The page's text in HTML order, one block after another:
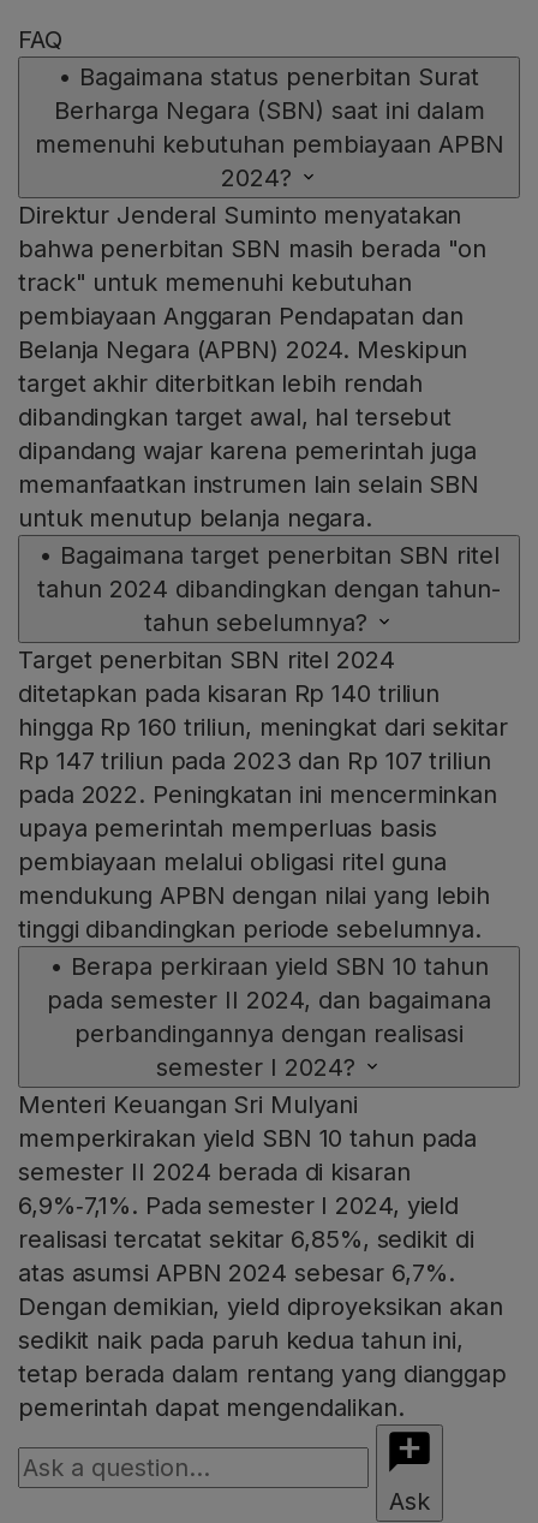
FAQ
• Bagaimana status penerbitan Surat
Berharga Negara (SBN) saat ini dalam
memenuhi kebutuhan pembiayaan APBN
2024?
Direktur Jenderal Suminto menyatakan
bahwa penerbitan SBN masih berada "on
track" untuk memenuhi kebutuhan
pembiayaan Anggaran Pendapatan dan
Belanja Negara (APBN) 2024. Meskipun
target akhir diterbitkan lebih rendah
dibandingkan target awal, hal tersebut
dipandang wajar karena pemerintah juga
memanfaatkan instrumen lain selain SBN
untuk menutup belanja negara.
• Bagaimana target penerbitan SBN ritel
tahun 2024 dibandingkan dengan tahun-
tahun sebelumnya?
Target penerbitan SBN ritel 2024
ditetapkan pada kisaran Rp 140 triliun
hingga Rp 160 triliun, meningkat dari sekitar
Rp 147 triliun pada 2023 dan Rp 107 triliun
pada 2022. Peningkatan ini mencerminkan
upaya pemerintah memperluas basis
pembiayaan melalui obligasi ritel guna
mendukung APBN dengan nilai yang lebih
tinggi dibandingkan periode sebelumnya.
• Berapa perkiraan yield SBN 10 tahun
pada semester II 2024, dan bagaimana
perbandingannya dengan realisasi
semester I 2024?
Menteri Keuangan Sri Mulyani
memperkirakan yield SBN 10 tahun pada
semester II 2024 berada di kisaran
6,9%‑7,1%. Pada semester I 2024, yield
realisasi tercatat sekitar 6,85%, sedikit di
atas asumsi APBN 2024 sebesar 6,7%.
Dengan demikian, yield diproyeksikan akan
sedikit naik pada paruh kedua tahun ini,
tetap berada dalam rentang yang dianggap
pemerintah dapat mengendalikan.
Ask